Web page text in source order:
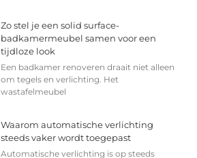
Zo stel je een solid surface-
badkamermeubel samen voor een
tijdloze look
Een badkamer renoveren draait niet alleen
om tegels en verlichting. Het
wastafelmeubel
Waarom automatische verlichting
steeds vaker wordt toegepast
Automatische verlichting is op steeds